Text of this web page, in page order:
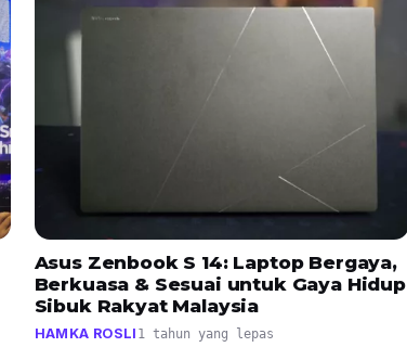
Asus Zenbook S 14: Laptop Bergaya,
Berkuasa & Sesuai untuk Gaya Hidup
Sibuk Rakyat Malaysia
HAMKA ROSLI 1 tahun yang lepas